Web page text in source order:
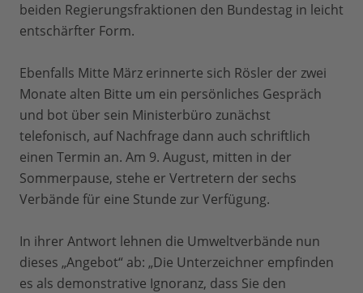
beiden Regierungsfraktionen den Bundestag in leicht
entschärfter Form.
Ebenfalls Mitte März erinnerte sich Rösler der zwei
Monate alten Bitte um ein persönliches Gespräch
und bot über sein Ministerbüro zunächst
telefonisch, auf Nachfrage dann auch schriftlich
einen Termin an. Am 9. August, mitten in der
Sommerpause, stehe er Vertretern der sechs
Verbände für eine Stunde zur Verfügung.
In ihrer Antwort lehnen die Umweltverbände nun
dieses „Angebot“ ab: „Die Unterzeichner empfinden
es als demonstrative Ignoranz, dass Sie den